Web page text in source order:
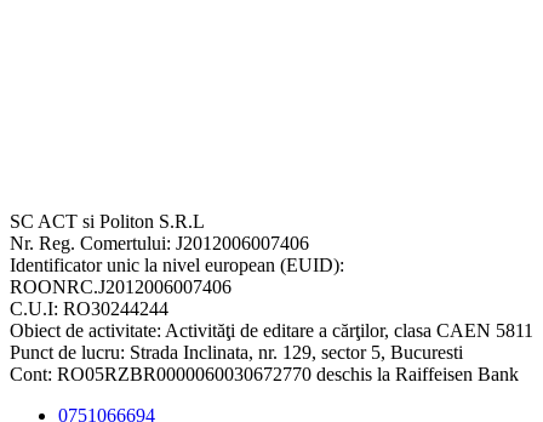
SC ACT si Politon S.R.L
Nr. Reg. Comertului: J2012006007406
Identificator unic la nivel european (EUID):
ROONRC.J2012006007406
C.U.I: RO30244244
Obiect de activitate: Activităţi de editare a cărţilor, clasa CAEN 5811
Punct de lucru: Strada Inclinata, nr. 129, sector 5, Bucuresti
Cont: RO05RZBR0000060030672770 deschis la Raiffeisen Bank
0751066694